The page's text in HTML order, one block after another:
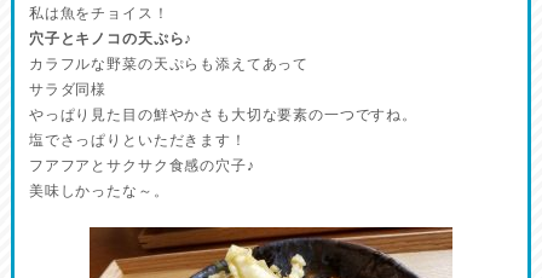
私は魚をチョイス！
穴子とキノコの天ぷら♪
カラフルな野菜の天ぷらも添えてあって
サラダ同様
やっぱり見た目の鮮やかさも大切な要素の一つですね。
塩でさっぱりといただきます！
フアフアとサクサク食感の穴子♪
美味しかったな～。